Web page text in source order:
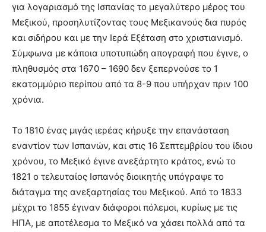
για λογαριασμό της Ισπανίας το μεγαλύτερο μέρος του
Μεξικού, προσηλυτίζοντας τους Μεξικανούς δια πυρός
και σιδήρου και με την Ιερά Εξέταση στο χριστιανισμό.
Σύμφωνα με κάποια υποτυπώδη απογραφή που έγινε, ο
πληθυσμός στα 1670 – 1690 δεν ξεπερνούσε το 1
εκατομμύριο περίπου από τα 8-9 που υπήρχαν πριν 100
χρόνια.
Το 1810 ένας μιγάς ιερέας κήρυξε την επανάσταση
εναντίον των Ισπανών, και στις 16 Σεπτεμβρίου του ίδιου
χρόνου, το Μεξικό έγινε ανεξάρτητο κράτος, ενώ το
1821 ο τελευταίος Ισπανός διοικητής υπόγραψε το
διάταγμα της ανεξαρτησίας του Μεξικού. Από το 1833
μέχρι το 1855 έγιναν διάφοροι πόλεμοι, κυρίως με τις
ΗΠΑ, με αποτέλεσμα το Μεξικό να χάσει πολλά από τα